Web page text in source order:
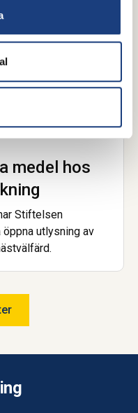
medel hos
Stiftelsen
utlysning av